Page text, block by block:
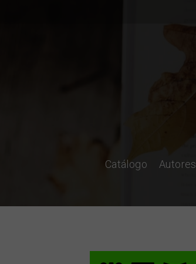
Catálogo Autores